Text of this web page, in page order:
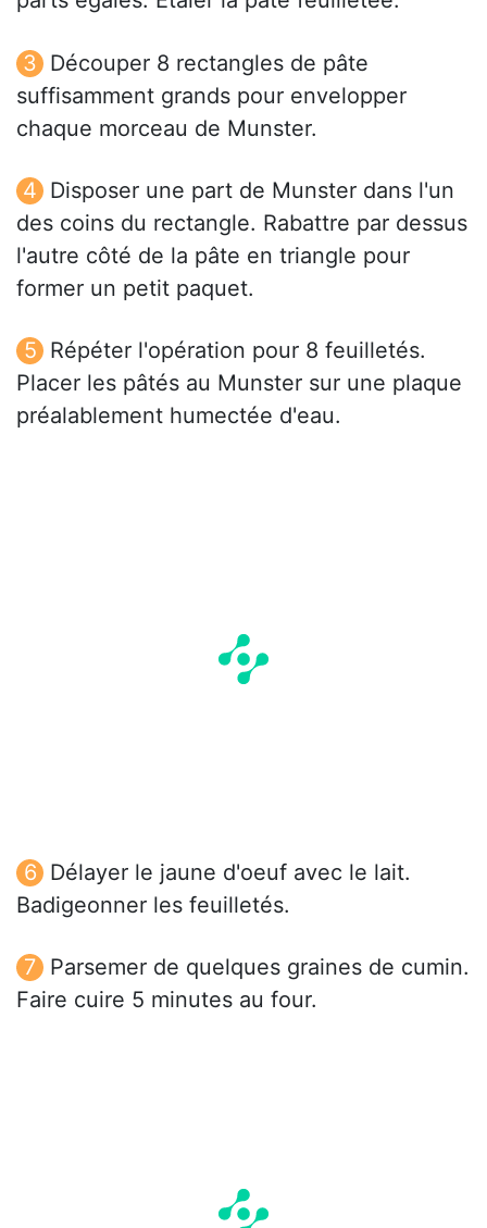
Découper 8 rectangles de pâte
suffisamment grands pour envelopper
chaque morceau de Munster.
Disposer une part de Munster dans l'un
des coins du rectangle. Rabattre par dessus
l'autre côté de la pâte en triangle pour
former un petit paquet.
Répéter l'opération pour 8 feuilletés.
Placer les pâtés au Munster sur une plaque
préalablement humectée d'eau.
Délayer le jaune d'oeuf avec le lait.
Badigeonner les feuilletés.
Parsemer de quelques graines de cumin.
Faire cuire 5 minutes au four.